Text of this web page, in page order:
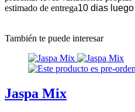
estimado de entrega10 dias
También te puede interesar
Jaspa Mix